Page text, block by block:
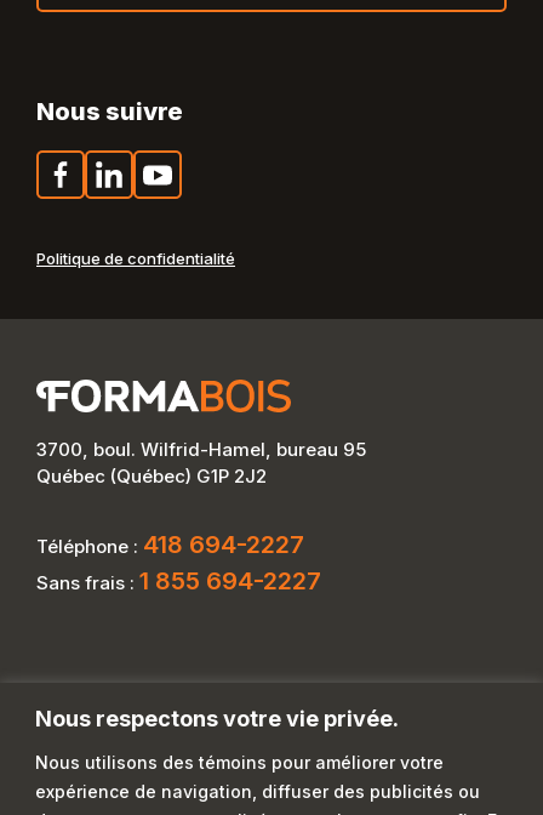
Nous respectons votre vie privée.
Nous utilisons des témoins pour améliorer votre
expérience de navigation, diffuser des publicités ou
3700, boul. Wilfrid-Hamel, bureau 95
Québec (Québec) G1P 2J2
Téléphone : 418 694-2227
Sans frais : 1 855 694-2227
Nous suivre
Politique de confidentialité